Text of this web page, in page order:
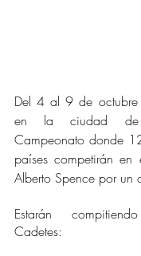
Del 4 al 9 de
en la ciudad de
Campeonato donde
países competirán
Alberto Spence por un
Estarán
Cadetes: